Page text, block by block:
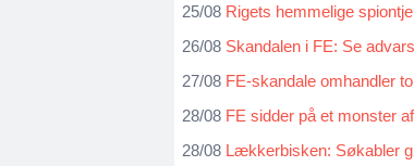
25/08 Rigets hemmelige
26/08 Skandalen i FE: Se
27/08 FE-skandale omhandler
28/08 FE sidder på et monster
28/08 Lækkerbisken: Søkabler